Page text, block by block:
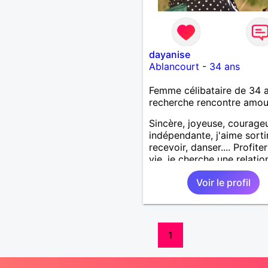
dayanise
Ablancourt - 34 ans
Femme célibataire de 34
recherche rencontre
Sincère, joyeuse,
indépendante, j'aime
recevoir, danser....
vie, je cherche une
sérieuse et sincère.
Voir le profil
1